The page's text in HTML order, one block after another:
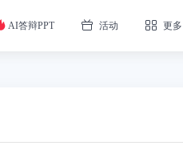
AI答辩PPT 活动 更多